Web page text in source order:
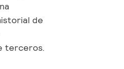
de
terceros.